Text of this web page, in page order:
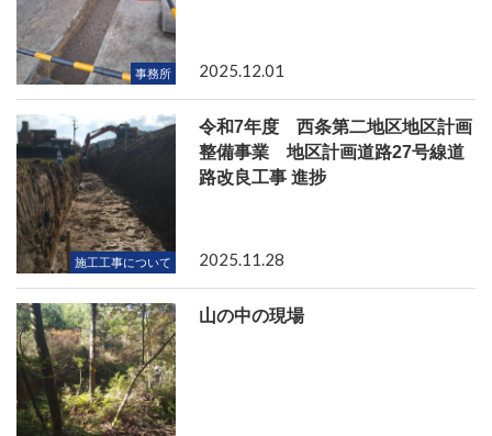
事務所 2025.12.01
施工工事について
令和7年度 西条第二地区地区計画
整備事業 地区計画道路27号線道
路改良工事 進捗
2025.11.28
山の中の現場